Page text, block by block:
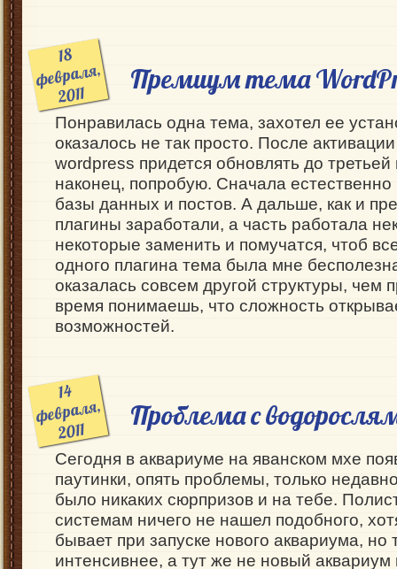
18
февраля,
2011
Премиум тема
Понравилась одна тема, захотел ее
оказалось не так просто. После
wordpress придется обновлять до
наконец, попробую. Сначала
базы данных и постов. А дальше, как и
плагины заработали, а часть работала
некоторые заменить и помучатся, чтоб
одного плагина тема была мне
оказалась совсем другой структуры, чем
время понимаешь, что сложность
возможностей.
14
февраля,
2011
Проблема с
Сегодня в аквариуме на яванском мхе
паутинки, опять проблемы, только
было никаких сюрпризов и на тебе.
системам ничего не нашел подобного,
бывает при запуске нового аквариума, но
интенсивнее, а тут же не новый